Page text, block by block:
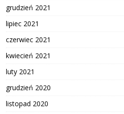
grudzień 2021
lipiec 2021
czerwiec 2021
kwiecień 2021
luty 2021
grudzień 2020
listopad 2020